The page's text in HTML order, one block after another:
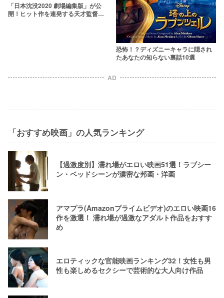
「日本沈没2020 劇場編集版」が公
開！ヒット作を連発する天才監督・
恐怖！？ディズニーキャラに隠され
たあなたの知らない裏話10選
AD
「おすすめ映画」の人気ランキング
【過激度別】濡れ場がエロい映画51選！ラブシー
ン・ベッドシーンが濃密な邦画・洋画
アマプラ(Amazonプライムビデオ)のエロい映画16
作を激選！ 濡れ場が過激なアダルト作品をおすす
め
エロティックな官能映画ランキング32！女性も男
性も楽しめるセクシーで芸術的な大人向け作品